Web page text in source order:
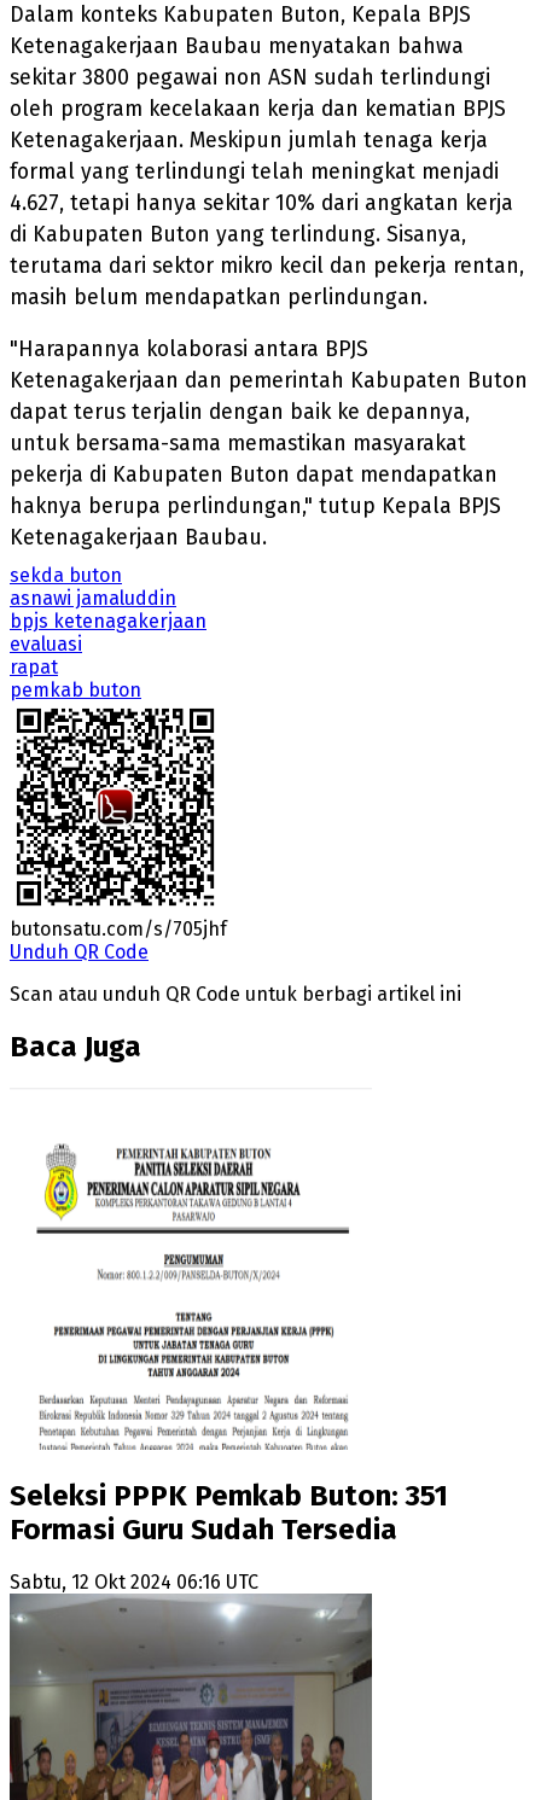
Dalam konteks Kabupaten Buton, Kepala BPJS
Ketenagakerjaan Baubau menyatakan bahwa
sekitar 3800 pegawai non ASN sudah terlindungi
oleh program kecelakaan kerja dan kematian BPJS
Ketenagakerjaan. Meskipun jumlah tenaga kerja
formal yang terlindungi telah meningkat menjadi
4.627, tetapi hanya sekitar 10% dari angkatan kerja
di Kabupaten Buton yang terlindung. Sisanya,
terutama dari sektor mikro kecil dan pekerja rentan,
masih belum mendapatkan perlindungan.
"Harapannya kolaborasi antara BPJS
Ketenagakerjaan dan pemerintah Kabupaten Buton
dapat terus terjalin dengan baik ke depannya,
untuk bersama-sama memastikan masyarakat
pekerja di Kabupaten Buton dapat mendapatkan
haknya berupa perlindungan," tutup Kepala BPJS
Ketenagakerjaan Baubau.
sekda buton
asnawi jamaluddin
bpjs ketenagakerjaan
evaluasi
rapat
pemkab buton
butonsatu.com/s/705jhf
Unduh QR Code
Scan atau unduh QR Code untuk berbagi artikel ini
Baca Juga
Seleksi PPPK Pemkab Buton: 351
Formasi Guru Sudah Tersedia
Sabtu, 12 Okt 2024 06:16 UTC